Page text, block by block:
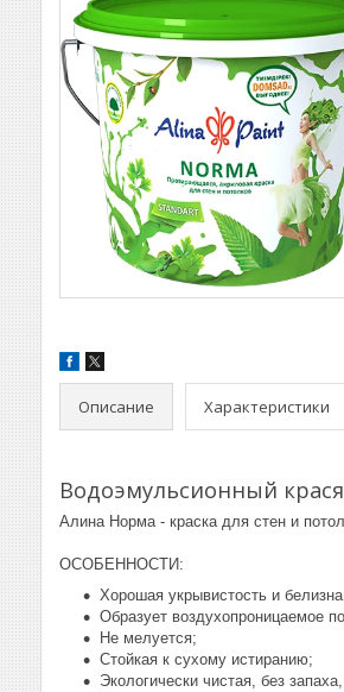
Описание Характеристики
Водоэмульсионный
Алина Норма - краска для стен и
ОСОБЕННОСТИ:
Хорошая укрывистость и
Образует воздухопроницаемое
Не мелуется;
Стойкая к сухому истиранию;
Экологически чистая, без